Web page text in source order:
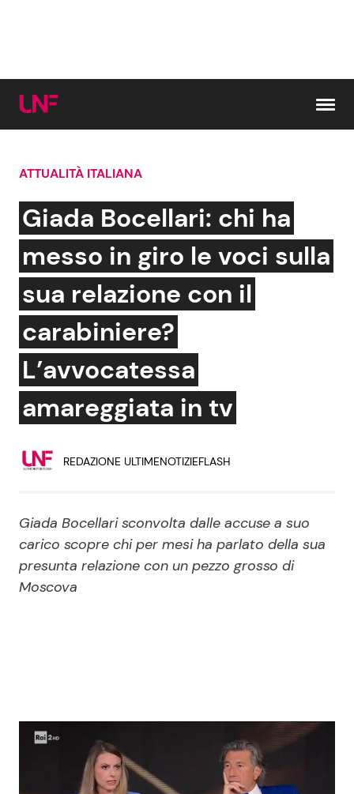
Cerca:
News e Cronaca
Attualità Italiana
Dal Mondo
Economia
Persone Scomparse
Politica
Gossip e TV
Bellezze VIP
Fiction e Serie TV
Programmi TV
Reality e Talent
ShowBiz
News Cinema
Social News
Benessere Cucina e Ricette
Consigli di Cucina
ATTUALITÀ ITALIANA
Giada Bocellari: chi ha
messo in giro le voci sulla
sua relazione con il
carabiniere?
L’avvocatessa
amareggiata in tv
REDAZIONE ULTIMENOTIZIEFLASH
Giada Bocellari sconvolta dalle accuse a suo
carico scopre chi per mesi ha parlato della sua
presunta relazione con un pezzo grosso di
Moscova